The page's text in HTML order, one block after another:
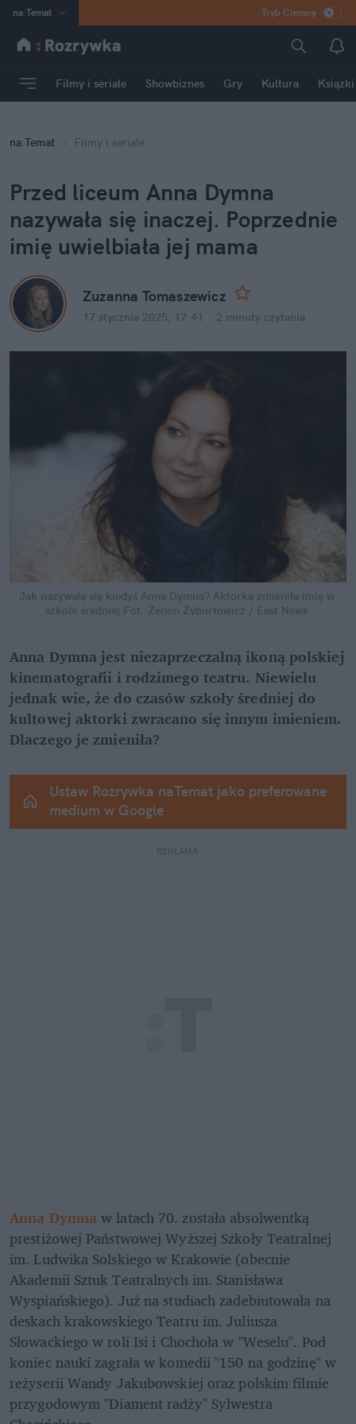
na:Temat
INN Poland
mama
Rozrywka
Tryb Ciemny
Filmy i seriale Showbiznes Gry Kultura Książki
na:Temat Filmy i seriale
Przed liceum Anna Dymna
nazywała się inaczej. Poprzednie
imię uwielbiała jej mama
Zuzanna Tomaszewicz
17 stycznia 2025, 17:41 2 minuty czytania
Jak nazywała się kiedyś Anna Dymna? Aktorka zmieniła imię w
szkole średniej Fot. Zenon Zyburtowicz / East News
Anna Dymna jest niezaprzeczalną ikoną polskiej
kinematografii i rodzimego teatru. Niewielu
jednak wie, że do czasów szkoły średniej do
kultowej aktorki zwracano się innym imieniem.
Dlaczego je zmieniła?
Ustaw Rozrywka naTemat jako preferowane
medium w Google
REKLAMA
Anna Dymnaw latach 70. została absolwentką
prestiżowej Państwowej Wyższej Szkoły Teatralnej
im. Ludwika Solskiego w Krakowie (obecnie
Akademii Sztuk Teatralnych im. Stanisława
Wyspiańskiego). Już na studiach zadebiutowała na
deskach krakowskiego Teatru im. Juliusza
Słowackiego w roli Isi i Chochoła w "Weselu". Pod
koniec nauki zagrała w komedii "150 na godzinę" w
reżyserii Wandy Jakubowskiej oraz polskim filmie
przygodowym "Diament radży" Sylwestra